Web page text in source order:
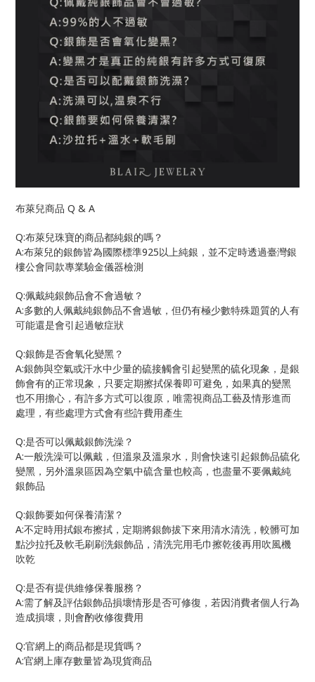
布萊兒商品 Q & A
Q:布萊兒珠寶的商品都純銀的嗎？
A:布萊兒的銀飾皆為國際標準925 以上純銀，並不定時透過臺灣銀
樓公會同款專業驗金儀器檢測
Q:佩戴純銀飾品會不會過敏？
A:多數的人佩戴純銀飾品不會過敏，但仍有極少數特殊題質的人有
可能還是會引起過敏症狀
Q:銀飾是否會氧化變黑？
A:銀飾與空氣或汗水中少量的硫接觸會引起變黑的硫化現象，是銀
飾會有的正常現象，只要定期擦拭保養即可避免，如果真的變黑
也不用擔心，有許多方式可以復原，唯需視商品工藝及情形進而
處理，有些處理方式會有些許費用產生
Q:是否可以佩戴銀飾洗澡？
A:一般洗澡可以佩戴，但溫泉及溫泉水，則會快速引起銀飾品硫化
變黑，另外溫泉區因為空氣中硫含量也較高，也盡量不要佩戴純
銀飾品
Q:銀飾要如何保養清潔？
A:不定時用拭銀布擦拭，定期將銀飾拔下來用清水清洗，較髒可加
點沙拉托及軟毛刷刷洗銀飾品，清洗完用毛巾擦乾後再用吹風機
吹乾
Q:是否有提供維修保養服務？
A:需了解及評估銀飾品損壞情形是否可修復，若因消費者個人行為
造成損壞，則會酌收修復費用
Q:官網上的商品都是現貨嗎？
A:官網上庫存數量皆為現貨商品